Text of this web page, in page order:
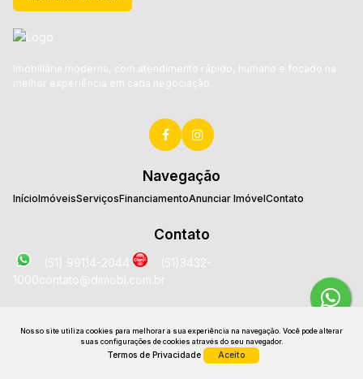
Nosso site utiliza cookies para melhorar a sua experiência na navegação. Você pode alterar
suas configurações de cookies através do seu navegador.
Termos de Privacidade Aceito
Imobiliária moderna, com atendimento rápido, humano e focado na
melhor experiência em cada negociação.
Navegação
InícioImóveisServiçosFinanciamentoAnunciar ImóvelContato
Contato
(51) 99114-2044
(51)3432-
1000contato@dimobi.com.br
Avenida José Loureiro da Silva, 2025, Sala 1707, Centro,
Brasil